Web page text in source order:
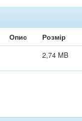
Опис Розмір
2,74 MB